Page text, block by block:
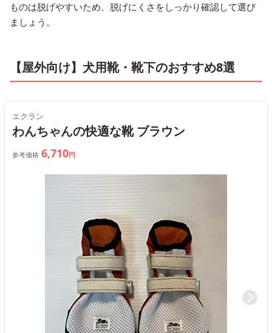
ものは脱げやすいため、脱げにくさをしっかり確認して選び
ましょう。
【屋外向け】犬用靴・靴下のおすすめ8選
エクラン
わんちゃんの快適な靴 ブラウン
参考価格 6,710円